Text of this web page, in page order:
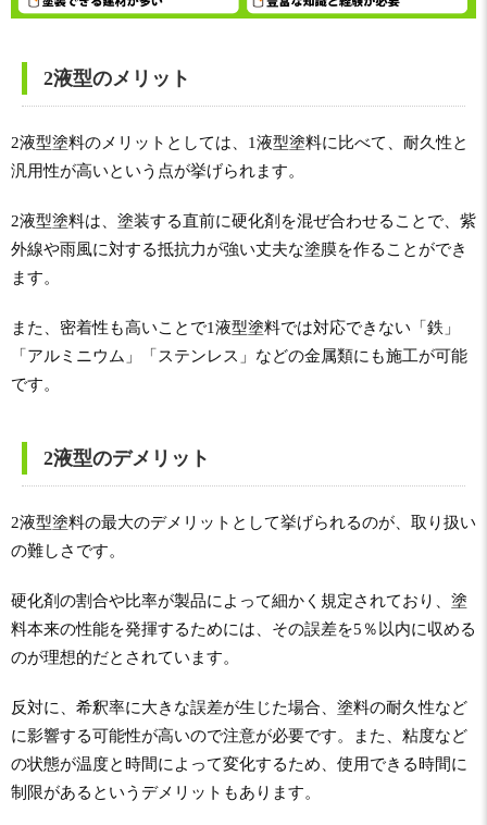
2液型のメリット
2液型塗料のメリットとしては、1液型塗料に比べて、耐久性と
汎用性が高いという点が挙げられます。
2液型塗料は、塗装する直前に硬化剤を混ぜ合わせることで、紫
外線や雨風に対する抵抗力が強い丈夫な塗膜を作ることができ
ます。
また、密着性も高いことで1液型塗料では対応できない「鉄」
「アルミニウム」「ステンレス」などの金属類にも施工が可能
です。
2液型のデメリット
2液型塗料の最大のデメリットとして挙げられるのが、取り扱い
の難しさです。
硬化剤の割合や比率が製品によって細かく規定されており、塗
料本来の性能を発揮するためには、その誤差を5％以内に収める
のが理想的だとされています。
反対に、希釈率に大きな誤差が生じた場合、塗料の耐久性など
に影響する可能性が高いので注意が必要です。また、粘度など
の状態が温度と時間によって変化するため、使用できる時間に
制限があるというデメリットもあります。